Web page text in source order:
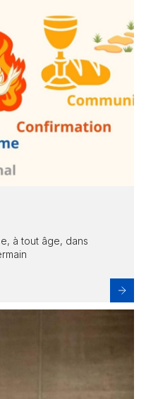
à tout âge, dans